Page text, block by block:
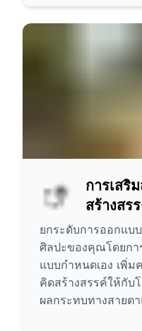
การเสริ
สร้างสร
ยกระดับการออกแบ
ศิลปะของคุณโดยกา
แบบกำหนดเอง เพิ่
คิดสร้างสรรค์ให้กับ
ผลกระทบทางสายต